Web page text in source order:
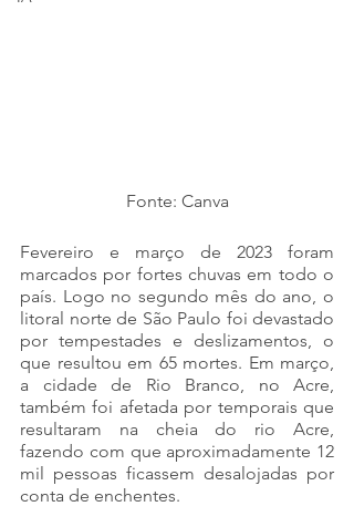
Fonte: Canva
Fevereiro e março de 2023 foram
marcados por fortes chuvas em todo o
país. Logo no segundo mês do ano, o
litoral norte de São Paulo foi devastado
por tempestades e deslizamentos, o
que resultou em 65 mortes. Em março,
a cidade de Rio Branco, no Acre,
também foi afetada por temporais que
resultaram na cheia do rio Acre,
fazendo com que aproximadamente 12
mil pessoas ficassem desalojadas por
conta de enchentes.